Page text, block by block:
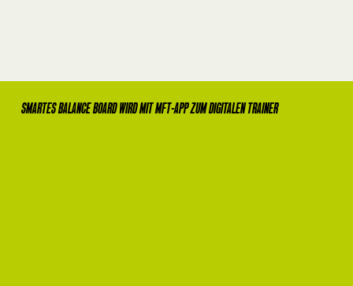
SMARTES BALANCE BOARD WIRD MIT MFT-APP ZUM DIGITALEN TRAINER